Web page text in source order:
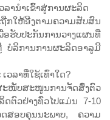
ລານຳເຂົ້າສູ່ການຜະລິດ
ຖືກໃຫ້ອີງຕາມຄວາມສັບສົນ
ອຮັບປະກັນການວາງແຜນທີ່
ບໍລິການການຜະລິດອາລູມີ
ວລາທີ່ໃຊ້ເທົ່າໃດ?
ໜັບສະໜູນການຈັດສົ່ງຕົວ
ດຕົວຢ່າງທົ່ວໄປແມ່ນ 7-10
ສອບຄຸນນະພາບ, ຄວາມ